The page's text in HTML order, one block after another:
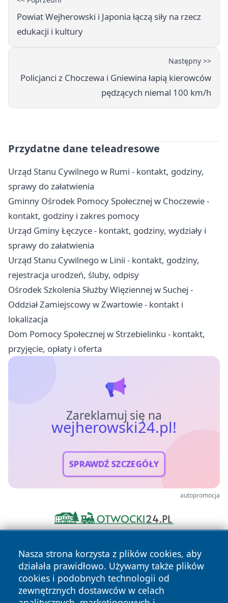
Powiat Wejherowski i Japonia łączą siły na rzecz
edukacji i kultury
Następny >>
Policjanci z Choczewa i Gniewina łapią kierowców
pędzących niemal 100 km/h
Przydatne dane teleadresowe
Urząd Stanu Cywilnego w Rumi - kontakt, godziny,
sprawy do załatwienia
Gminny Ośrodek Pomocy Społecznej w Choczewie -
kontakt, godziny i zakres pomocy
Urząd Gminy Łęczyce - kontakt, godziny, wydziały i
sprawy do załatwienia
Urząd Stanu Cywilnego w Linii - kontakt, godziny,
rejestracja urodzeń, śluby, odpisy
Ośrodek Szkolenia Służby Więziennej w Suchej -
Oddział Zamiejscowy w Zwartowie - kontakt i
lokalizacja
Dom Pomocy Społecznej w Strzebielinku - kontakt,
przyjęcie, opłaty i oferta
Zareklamuj się na
wejherowski24.pl!
SPRAWDŹ SZCZEGÓŁY
autopromocja
Nasza strona korzysta z plików cookies, aby
działała prawidłowo. Używamy także plików
cookies i podobnych technologii od
zewnętrznych dostawców w celach